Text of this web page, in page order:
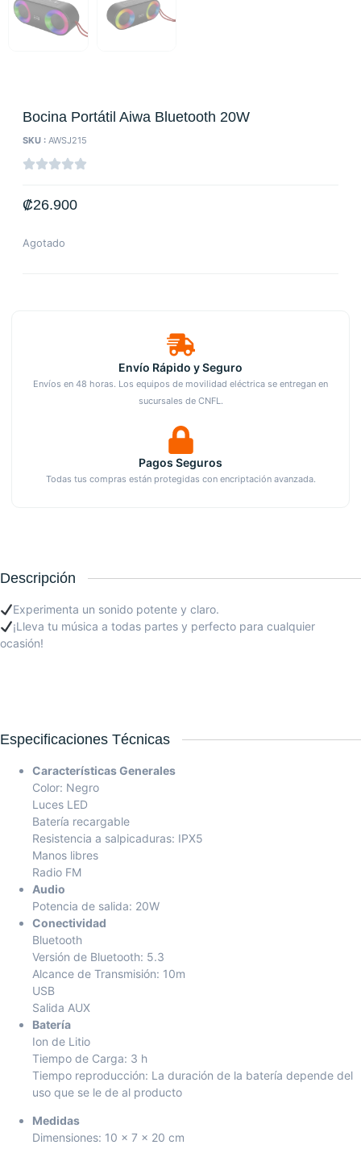
Bocina Portátil Aiwa Bluetooth 20W
SKU : AWSJ215
₡26.900
Agotado
Envío Rápido y Seguro
Envíos en 48 horas. Los equipos de movilidad eléctrica se entregan en
sucursales de CNFL.
Pagos Seguros
Todas tus compras están protegidas con encriptación avanzada.
Descripción
Experimenta un sonido potente y claro.
¡Lleva tu música a todas partes y perfecto para cualquier
ocasión!
Especificaciones Técnicas
Características Generales
Color: Negro
Luces LED
Batería recargable
Resistencia a salpicaduras: IPX5
Manos libres
Radio FM
Audio
Potencia de salida: 20W
Conectividad
Bluetooth
Versión de Bluetooth: 5.3
Alcance de Transmisión: 10m
USB
Salida AUX
Batería
Ion de Litio
Tiempo de Carga: 3 h
Tiempo reproducción: La duración de la batería depende del
uso que se le de al producto
Medidas
Dimensiones: 10 x 7 x 20 cm